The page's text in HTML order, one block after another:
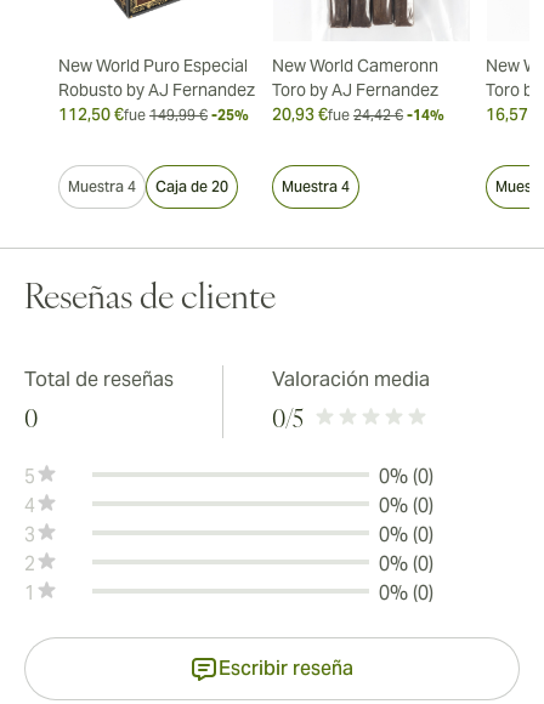
New World Puro Especial
Robusto by AJ Fernandez
112,50 €fue 149,99 € -25%
Muestra 4 Caja de 20
New World Cameronn
Toro by AJ Fernandez
20,93 €fue 24,42 € -14%
Muestra 4
New
Toro
16,57 €
Reseñas de cliente
Total de reseñas
0
Valoración media
0/5
5
0% (0)
4
0% (0)
3
0% (0)
2
0% (0)
1
0% (0)
Escribir reseña